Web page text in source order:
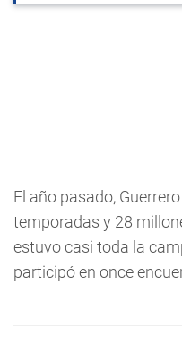
El año pasado,
temporadas y 28
estuvo casi toda la
participó en once